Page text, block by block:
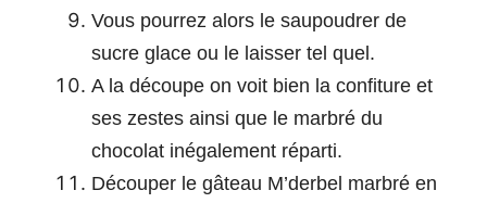
Vous pourrez alors le saupoudrer de
sucre glace ou le laisser tel quel.
A la découpe on voit bien la confiture et
ses zestes ainsi que le marbré du
chocolat inégalement réparti.
Découper le gâteau M’derbel marbré en